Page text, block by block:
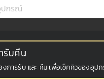
รับคืน
งการรับ และ คืน เพื่อเช็คคิวของอุป